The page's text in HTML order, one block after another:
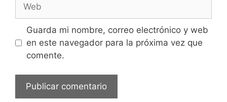
Guarda mi nombre, correo electrónico y web
en este navegador para la próxima vez que
comente.